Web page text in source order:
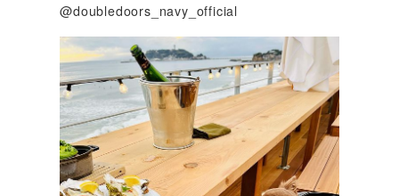
@doubledoors_navy_official